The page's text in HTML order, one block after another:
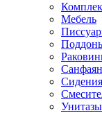
Мебель
Сидения
Унитазы